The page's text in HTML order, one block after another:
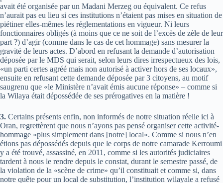
avait été organisée par un Madani Merzeg ou équivalent. Ce refus
n’aurait pas eu lieu si ces institutions n’étaient pas mises en situation de
piétiner elles-mêmes les réglementations en vigueur. Ni leurs
fonctionnaires obligés (à moins que ce ne soit de l’excès de zèle de leur
part ?) d’agir (comme dans le cas de cet hommage) sans mesurer la
gravité de leurs actes. D’abord en refusant la demande d’autorisation
déposée par le MDS qui serait, selon leurs dires irrespectueux des lois,
«un parti certes agréé mais non autorisé à activer hors de ses locaux»,
ensuite en refusant cette demande déposée par 3 citoyens, au motif
saugrenu que «le Ministère n’avait émis aucune réponse» – comme si
la Wilaya était dépossédée de ses prérogatives en la matière !
3. Certains présents enfin, non informés de notre situation réelle ici à
Oran, regrettèrent que nous n’ayons pas pensé organiser cette activité-
hommage «plus simplement dans [notre] local». Comme si nous n’en
étions pas dépossédés depuis que le corps de notre camarade Kerroumi
y a été trouvé, assassiné, en 2011, comme si les autorités judiciaires
tardent à nous le rendre depuis le constat, durant le semestre passé, de
la violation de la «scène de crime» qu’il constituait et comme si, dans
notre quête pour un local de substitution, l’institution wilayale a refusé